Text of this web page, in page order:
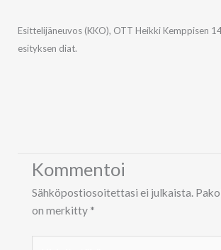
Esittelijäneuvos (KKO), OTT Heikki Kemppisen
esityksen diat.
Kommentoi
Sähköpostiosoitettasi ei julkaista.
on merkitty *